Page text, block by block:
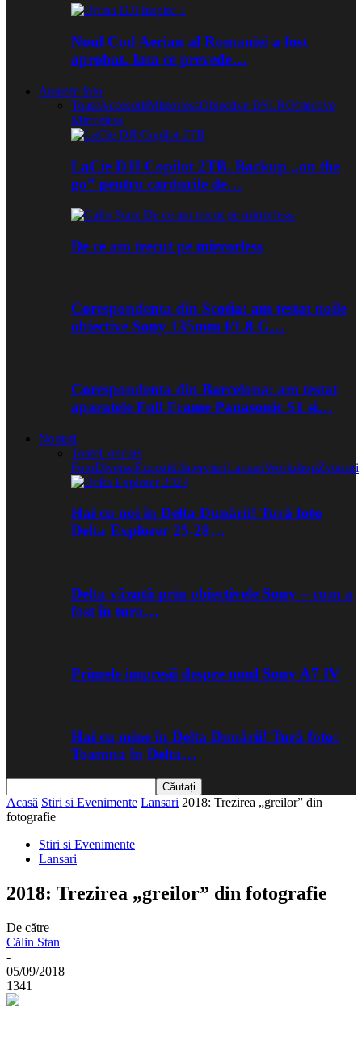
Noul Cod Aerian al Romaniei a fost
aprobat. Iata ce prevede…
Aparate foto
ToateAccesoriiMirrorlessObiective DSLRObiective
Mirrorless
LaCie DJI Copilot 2TB. Backup „on the
go” pentru cardurile de…
De ce am trecut pe mirrorless
Corespondenta din Scotia: am testat noile
obiective Sony 135mm f/1.8 G…
Corespondenta din Barcelona: am testat
aparatele Full Frame Panasonic S1 si…
Noutati
ToateConcurs
FotoDiverseExpozitiiInterviuriLansariWorkshopZvonuri
Hai cu noi în Delta Dunării! Tură foto
Delta Explorer 25-28…
Delta văzută prin obiectivele Sony – cum a
fost în tura…
Primele impresii despre noul Sony A7 IV
Hai cu mine în Delta Dunării! Tură foto:
Toamna în Delta…
Acasă Stiri si Evenimente Lansari 2018: Trezirea „greilor” din
fotografie
Stiri si Evenimente
Lansari
2018: Trezirea „greilor” din fotografie
De către
Călin Stan
-
05/09/2018
1341